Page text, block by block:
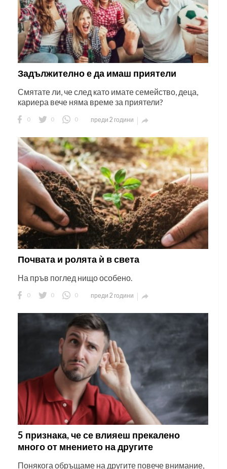
Задължително е да имаш приятели
Смятате ли, че след като имате семейство, деца,
кариера вече няма време за приятели?
0 0 0 преди 2 години 
Почвата и ролята ѝ в света
На пръв поглед нищо особено.
0 0 0 преди 2 години 
5 признака, че се влияеш прекалено
много от мнението на другите
Понякога обръщаме на другите повече внимание,